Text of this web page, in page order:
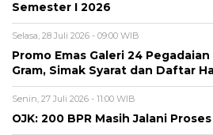
Semester I 2026
Selasa, 28 Juli 2026 - 09:00 WIB
Promo Emas Galeri 24
Gram, Simak Syarat dan Daftar
Senin, 27 Juli 2026 - 11:00 WIB
OJK: 200 BPR Masih Jalani